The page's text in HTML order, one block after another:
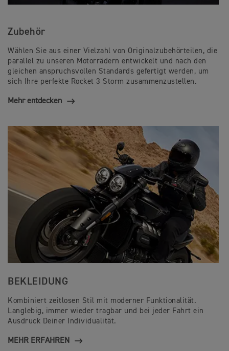
Zubehör
Wählen Sie aus einer Vielzahl von Originalzubehörteilen, die
parallel zu unseren Motorrädern entwickelt und nach den
gleichen anspruchsvollen Standards gefertigt werden, um
sich Ihre perfekte Rocket 3 Storm zusammenzustellen.
Mehr entdecken
BEKLEIDUNG
Kombiniert zeitlosen Stil mit moderner Funktionalität.
Langlebig, immer wieder tragbar und bei jeder Fahrt ein
Ausdruck Deiner Individualität.
MEHR ERFAHREN